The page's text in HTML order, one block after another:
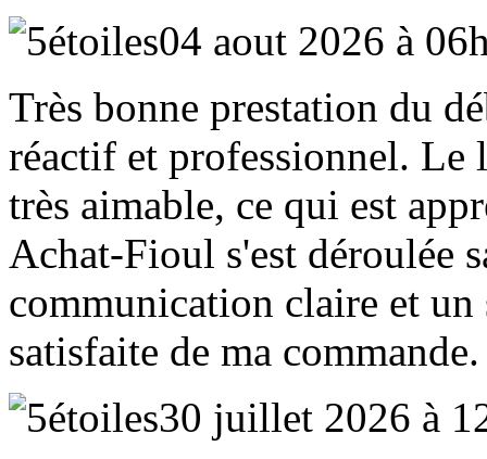
04 aout 2026 à
Très bonne prestation du
réactif et professionnel.
très aimable, ce qui est
Achat‑Fioul s'est déroulée
communication claire et
satisfaite de ma commande.
30 juillet 2026 à